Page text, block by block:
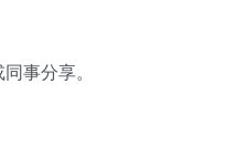
事分享。